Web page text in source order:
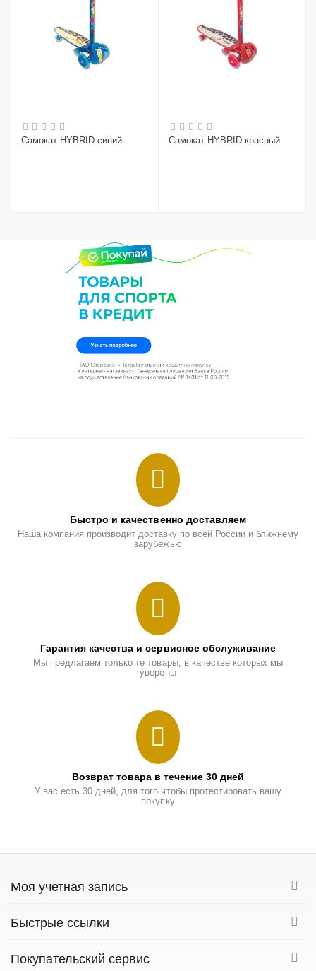
Самокат HYBRID синий Самокат HYBRID красный
Быстро и качественно доставляем
Наша компания производит доставку по всей России и ближнему
зарубежью
Гарантия качества и сервисное обслуживание
Мы предлагаем только те товары, в качестве которых мы
уверены
Возврат товара в течение 30 дней
У вас есть 30 дней, для того чтобы протестировать вашу
покупку
Моя учетная запись
Быстрые ссылки
Покупательский сервис